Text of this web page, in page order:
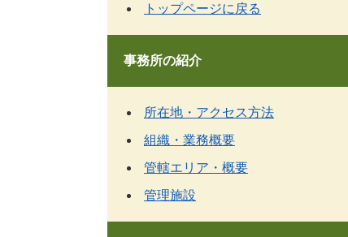
トップページに戻る
事務所の紹介
所在地・アクセス方法
組織・業務概要
管轄エリア・概要
管理施設